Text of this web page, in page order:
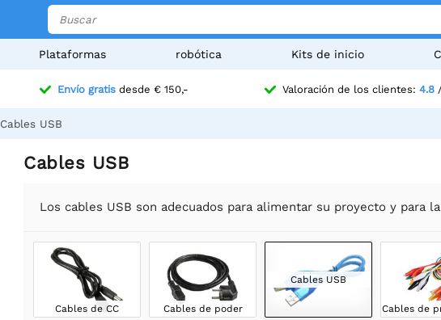
Plataformas robótica Kits de inicio
Envío gratis desde € 150,- Valoración de los clientes: 4.8
Cables USB
Cables USB
Los cables USB son adecuados para alimentar su proyecto y para
Cables de CC Cables de poder
Cables USB